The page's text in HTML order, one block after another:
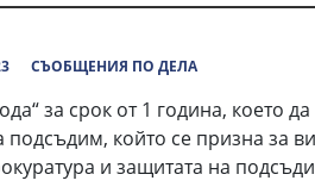
СЪОБЩЕНИЯ ПО ДЕЛА
за срок от 1 година, което
който се призна за
и защитата на